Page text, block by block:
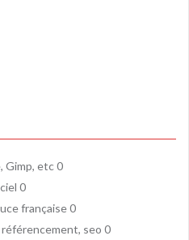
Gimp, etc 0
0
française 0
seo 0